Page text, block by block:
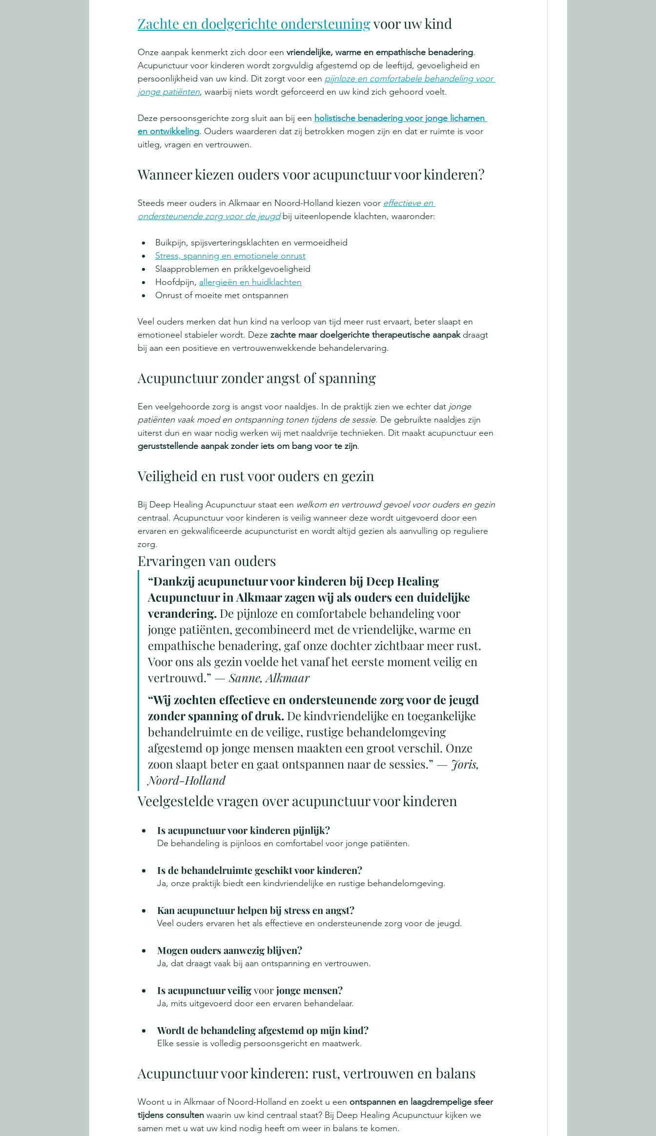
Zachte en doelgerichte ondersteuning voor uw kind
Onze aanpak kenmerkt zich door een vriendelijke, warme en empathische benadering.
Acupunctuur voor kinderen wordt zorgvuldig afgestemd op de leeftijd, gevoeligheid en
persoonlijkheid van uw kind. Dit zorgt voor een pijnloze en comfortabele behandeling voor
jonge patiënten, waarbij niets wordt geforceerd en uw kind zich gehoord voelt.
Deze persoonsgerichte zorg sluit aan bij een holistische benadering voor jonge lichamen
en ontwikkeling. Ouders waarderen dat zij betrokken mogen zijn en dat er ruimte is voor
uitleg, vragen en vertrouwen.
Wanneer kiezen ouders voor acupunctuur voor kinderen?
Steeds meer ouders in Alkmaar en Noord-Holland kiezen voor effectieve en
ondersteunende zorg voor de jeugd bij uiteenlopende klachten, waaronder:
Buikpijn, spijsverteringsklachten en vermoeidheid
Stress, spanning en emotionele onrust
Slaapproblemen en prikkelgevoeligheid
Hoofdpijn, allergieën en huidklachten
Onrust of moeite met ontspannen
Veel ouders merken dat hun kind na verloop van tijd meer rust ervaart, beter slaapt en
emotioneel stabieler wordt. Deze zachte maar doelgerichte therapeutische aanpak draagt
bij aan een positieve en vertrouwenwekkende behandelervaring.
Acupunctuur zonder angst of spanning
Een veelgehoorde zorg is angst voor naaldjes. In de praktijk zien we echter dat jonge
patiënten vaak moed en ontspanning tonen tijdens de sessie. De gebruikte naaldjes zijn
uiterst dun en waar nodig werken wij met naaldvrije technieken. Dit maakt acupunctuur een
geruststellende aanpak zonder iets om bang voor te zijn.
Veiligheid en rust voor ouders en gezin
Bij Deep Healing Acupunctuur staat een welkom en vertrouwd gevoel voor ouders en gezin
centraal. Acupunctuur voor kinderen is veilig wanneer deze wordt uitgevoerd door een
ervaren en gekwalificeerde acupuncturist en wordt altijd gezien als aanvulling op reguliere
zorg.
Ervaringen van ouders
“Dankzij acupunctuur voor kinderen bij Deep Healing
Acupunctuur in Alkmaar zagen wij als ouders een duidelijke
verandering. De pijnloze en comfortabele behandeling voor
jonge patiënten, gecombineerd met de vriendelijke, warme en
empathische benadering, gaf onze dochter zichtbaar meer rust.
Voor ons als gezin voelde het vanaf het eerste moment veilig en
vertrouwd.” — Sanne, Alkmaar
“Wij zochten effectieve en ondersteunende zorg voor de jeugd
zonder spanning of druk. De kindvriendelijke en toegankelijke
behandelruimte en de veilige, rustige behandelomgeving
afgestemd op jonge mensen maakten een groot verschil. Onze
zoon slaapt beter en gaat ontspannen naar de sessies.” — Joris,
Noord-Holland
Veelgestelde vragen over acupunctuur voor kinderen
Is acupunctuur voor kinderen pijnlijk?
De behandeling is pijnloos en comfortabel voor jonge patiënten.
Is de behandelruimte geschikt voor kinderen?
Ja, onze praktijk biedt een kindvriendelijke en rustige behandelomgeving.
Kan acupunctuur helpen bij stress en angst?
Veel ouders ervaren het als effectieve en ondersteunende zorg voor de jeugd.
Mogen ouders aanwezig blijven?
Ja, dat draagt vaak bij aan ontspanning en vertrouwen.
Is acupunctuur veilig voor jonge mensen?
Ja, mits uitgevoerd door een ervaren behandelaar.
Wordt de behandeling afgestemd op mijn kind?
Elke sessie is volledig persoonsgericht en maatwerk.
Acupunctuur voor kinderen: rust, vertrouwen en balans
Woont u in Alkmaar of Noord-Holland en zoekt u een ontspannen en laagdrempelige sfeer
tijdens consulten waarin uw kind centraal staat? Bij Deep Healing Acupunctuur kijken we
samen met u wat uw kind nodig heeft om weer in balans te komen.